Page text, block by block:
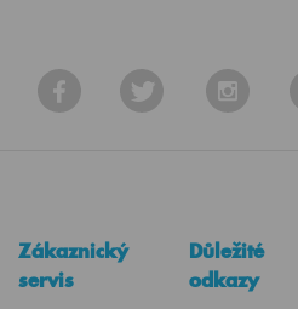
Zákaznický
servis
Důležité
odkazy